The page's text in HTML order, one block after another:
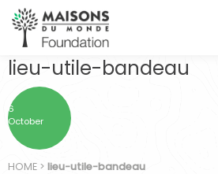
lieu-utile-bandeau
6
October
HOME > lieu-utile-bandeau